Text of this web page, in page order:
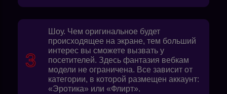
Шоу. Чем оригинальное будет
происходящее на экране, тем больший
интерес вы сможете вызвать у
посетителей. Здесь фантазия вебкам
модели не ограничена. Все зависит от
категории, в которой размещен аккаунт:
«Эротика» или «Флирт».